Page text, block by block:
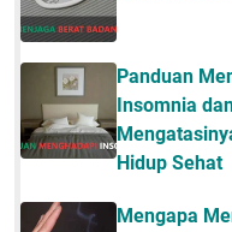
Panduan
Insomnia
Hidup Sehat
Mengapa